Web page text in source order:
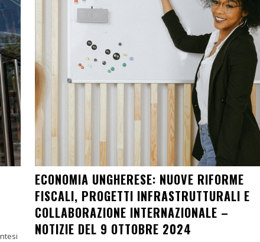
ECONOMIA UNGHERESE: NUOVE RIFORME
FISCALI, PROGETTI INFRASTRUTTURALI E
COLLABORAZIONE INTERNAZIONALE –
NOTIZIE DEL 9 OTTOBRE 2024